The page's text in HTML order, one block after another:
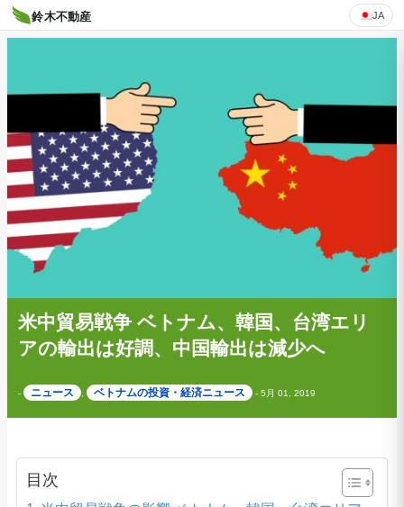
米中貿易戦争 ベトナム、韓国、台湾エリ
アの輸出は好調、中国輸出は減少へ
- ニュース ベトナムの投資・経済ニュース - 5月 01, 2019
目次
鈴木不動産 JA